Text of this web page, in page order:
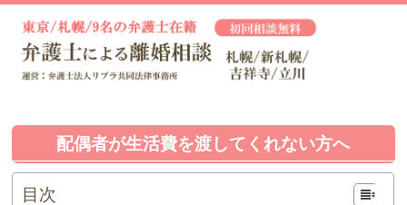
配偶者が生活費を渡してくれない方へ
目次